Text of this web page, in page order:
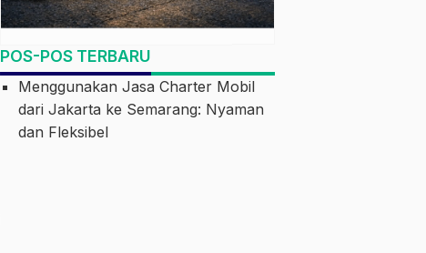
POS-POS TERBARU
Menggunakan Jasa Charter Mobil
dari Jakarta ke Semarang: Nyaman
dan Fleksibel